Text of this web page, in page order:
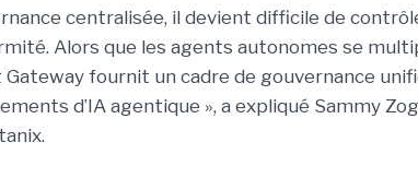
centralisée, il devient difficile de
Alors que les agents autonomes se
Gateway fournit un cadre de gouvernance
d’IA agentique », a expliqué Sammy